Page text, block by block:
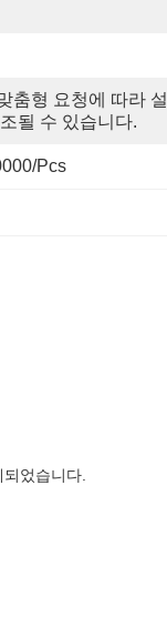
춤형 요청에 따라 설
될 수 있습니다.
pcs
었습니다.